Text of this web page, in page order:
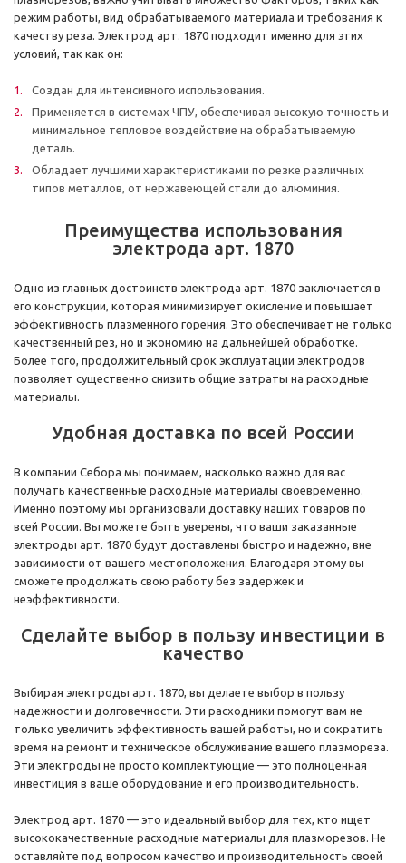
режим работы, вид обрабатываемого материала и требования к
качеству реза. Электрод арт. 1870 подходит именно для этих
условий, так как он:
Создан для интенсивного использования.
Применяется в системах ЧПУ, обеспечивая высокую точность и
минимальное тепловое воздействие на обрабатываемую
деталь.
Обладает лучшими характеристиками по резке различных
типов металлов, от нержавеющей стали до алюминия.
Преимущества использования
электрода арт. 1870
Одно из главных достоинств электрода арт. 1870 заключается в
его конструкции, которая минимизирует окисление и повышает
эффективность плазменного горения. Это обеспечивает не только
качественный рез, но и экономию на дальнейшей обработке.
Более того, продолжительный срок эксплуатации электродов
позволяет существенно снизить общие затраты на расходные
материалы.
Удобная доставка по всей России
В компании Себора мы понимаем, насколько важно для вас
получать качественные расходные материалы своевременно.
Именно поэтому мы организовали доставку наших товаров по
всей России. Вы можете быть уверены, что ваши заказанные
электроды арт. 1870 будут доставлены быстро и надежно, вне
зависимости от вашего местоположения. Благодаря этому вы
сможете продолжать свою работу без задержек и
неэффективности.
Сделайте выбор в пользу инвестиции в
качество
Выбирая электроды арт. 1870, вы делаете выбор в пользу
надежности и долговечности. Эти расходники помогут вам не
только увеличить эффективность вашей работы, но и сократить
время на ремонт и техническое обслуживание вашего плазмореза.
Эти электроды не просто комплектующие — это полноценная
инвестиция в ваше оборудование и его производительность.
Электрод арт. 1870 — это идеальный выбор для тех, кто ищет
высококачественные расходные материалы для плазморезов. Не
оставляйте под вопросом качество и производительность своей